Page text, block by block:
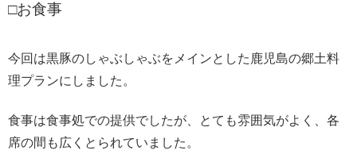
□お食事
今回は黒豚のしゃぶしゃぶをメインとした鹿児島の郷土料
理プランにしました。
食事は食事処での提供でしたが、とても雰囲気がよく、各
席の間も広くとられていました。